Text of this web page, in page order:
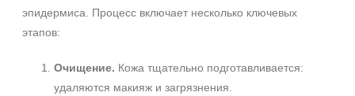
эпидермиса. Процесс включает несколько ключевых
этапов:
Очищение. Кожа тщательно подготавливается:
удаляются макияж и загрязнения.